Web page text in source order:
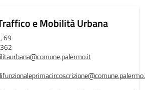
e Mobilità Urbana
69